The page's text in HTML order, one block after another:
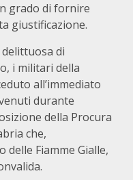
grado di fornire
giustificazione.
di
i militari della
all’immediato
durante
della Procura
che,
delle Fiamme Gialle,